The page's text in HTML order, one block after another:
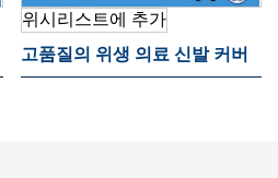
위시리스트에 추가
고품질의 위생 의료 신발 커버